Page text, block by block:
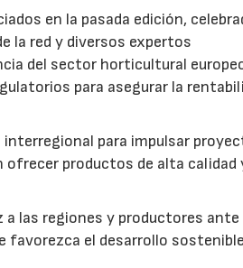
en la pasada edición,
la red y diversos expertos
del sector horticultural
para asegurar la
para impulsar
productos de alta calidad
a las regiones y productores ante
el desarrollo